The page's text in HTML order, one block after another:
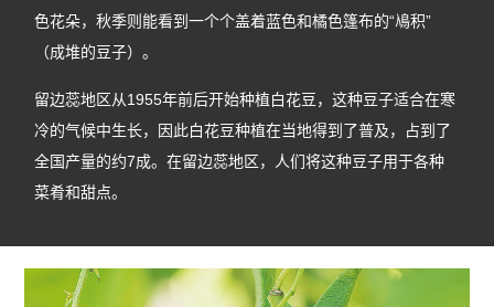
色花朵，秋季则能看到一个个盖着蓝色和橘色篷布的“鳰积”
（成堆的豆子）。
留边蕊地区从1955年前后开始种植白花豆，这种豆子适合在寒
冷的气候中生长，因此白花豆种植在当地得到了普及，占到了
全国产量的约7成。在留边蕊地区，人们将这种豆子用于各种
菜肴和甜点。